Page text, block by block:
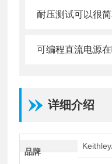
耐压测试可以很
可编程直流电源
详细介绍
品牌